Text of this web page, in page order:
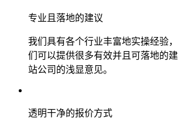
专业且落地的建议
我们具有各个行业丰富地实操经验
们可以提供很多有效并且可落地的
站公司的浅显意见。
透明干净的报价方式